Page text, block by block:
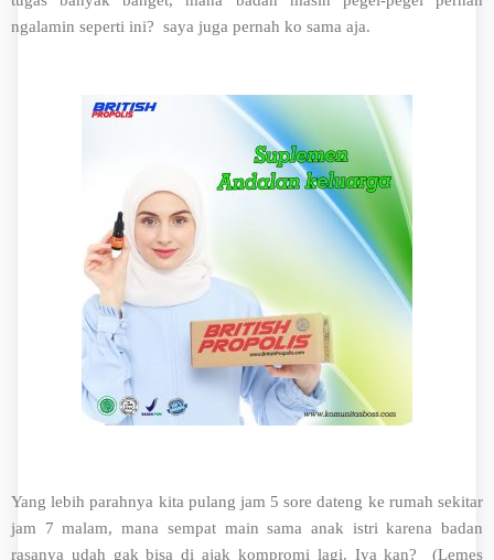
ngalamin seperti ini? saya juga pernah ko sama aja.
Yang lebih parahnya kita pulang jam 5 sore dateng ke rumah sekitar
jam 7 malam, mana sempat main sama anak istri karena badan
rasanya udah gak bisa di ajak kompromi lagi. Iya kan? (Lemes